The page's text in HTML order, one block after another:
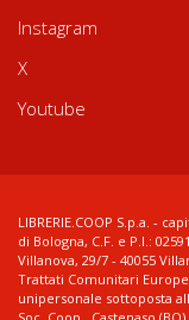
Instagram
X
Youtube
LIBRERIE.COOP S.p.a. -
di Bologna, C.F. e P.I.:
Villanova, 29/7 - 40055
Trattati Comunitari
unipersonale sottoposta